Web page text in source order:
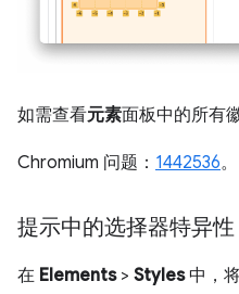
如需查看元素面板中的所有
Chromium 问题： 1442536。
提示中的选择器特异性
在 Elements> Styles中，